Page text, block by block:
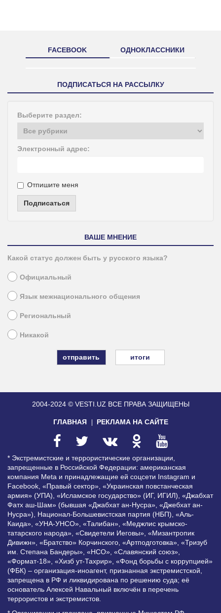
FACEBOOK ОДНОКЛАССНИКИ
ПОДПИСАТЬСЯ НА РАССЫЛКУ
Выберите раздел:
Электронный адрес:
Отпишите меня
Подписаться
ВАШЕ МНЕНИЕ
Какой статус должен быть у русского языка?
Официальный
Язык межнационального общения
Региональный
Никакой
итоги
2004-2024 © VESTI.UZ ВСЕ ПРАВА ЗАЩИЩЕНЫ
ГЛАВНАЯ РЕКЛАМА НА САЙТЕ
* Экстремистские и террористические организации,
запрещенные в Российской Федерации: американская
компания Meta и принадлежащие ей соцсети Instagram и
Facebook, «Правый сектор», «Украинская повстанческая
армия» (УПА), «Исламское государство» (ИГ, ИГИЛ), «Джабхат
Фатх аш-Шам» (бывшая «Джабхат ан-Нусра», «Джебхат ан-
Нусра»), Национал-Большевистская партия (НБП), «Аль-
Каида», «УНА-УНСО», «Талибан», «Меджлис крымско-
татарского народа», «Свидетели Иеговы», «Мизантропик
Дивижн», «Братство» Корчинского, «Артподготовка», «Тризуб
им. Степана Бандеры», «НСО», «Славянский союз»,
«Формат-18», «Хизб ут-Тахрир», «Фонд борьбы с коррупцией»
(ФБК) – организация-иноагент, признанная экстремистской,
запрещена в РФ и ликвидирована по решению суда; её
основатель Алексей Навальный включён в перечень
террористов и экстремистов.